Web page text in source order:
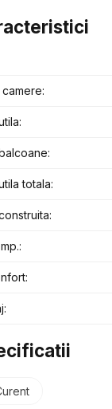
confort în sezonul
și puncte de
sigur și bine
camere:
totala: